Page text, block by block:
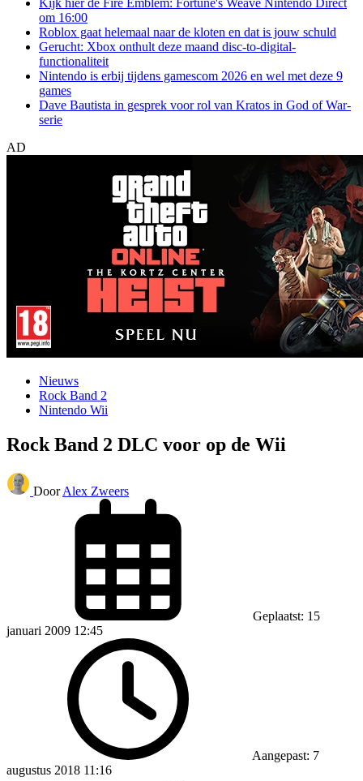
Kijk hier de Fire Emblem: Fortune's Weave Nintendo Direct
om 16:00
Roblox gaat helemaal naar de kloten en dat is jouw schuld
Gerucht: Xbox onthult deze maand disc-to-digital-
functionaliteit
Nintendo is erbij tijdens gamescom 2026 en wel met deze 9
games
Dave Bautista in gesprek voor rol van Kratos in God of War-
serie
AD
Nieuws
Rock Band 2
Nintendo Wii
Rock Band 2 DLC voor op de Wii
Door Alex Zweers
Geplaatst: 15
januari 2009 12:45
Aangepast: 7
augustus 2018 11:16